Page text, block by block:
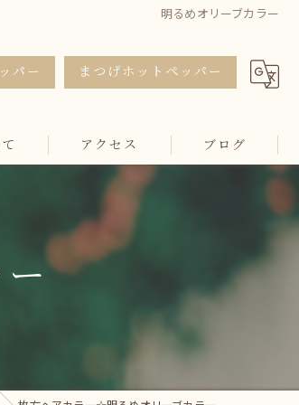
明るめオリーブカラー
パー まつげホットペッパー
アクセス ブログ